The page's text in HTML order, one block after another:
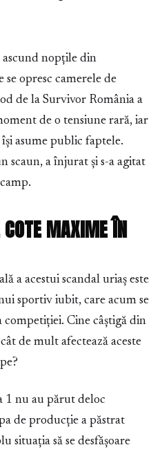
ascund nopțile din
opresc camerele de
de la Survivor România a
de o tensiune rară, iar
își asume public faptele.
scaun, a înjurat și s-a agitat
COTE MAXIME ÎN
a acestui scandal uriaș este
sportiv iubit, care acum se
competiției. Cine câștigă din
de mult afectează aceste
1 nu au părut deloc
de producție a păstrat
situația să se desfășoare